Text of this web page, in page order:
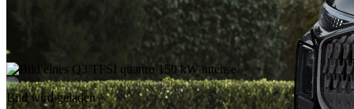
Bild wird geladen